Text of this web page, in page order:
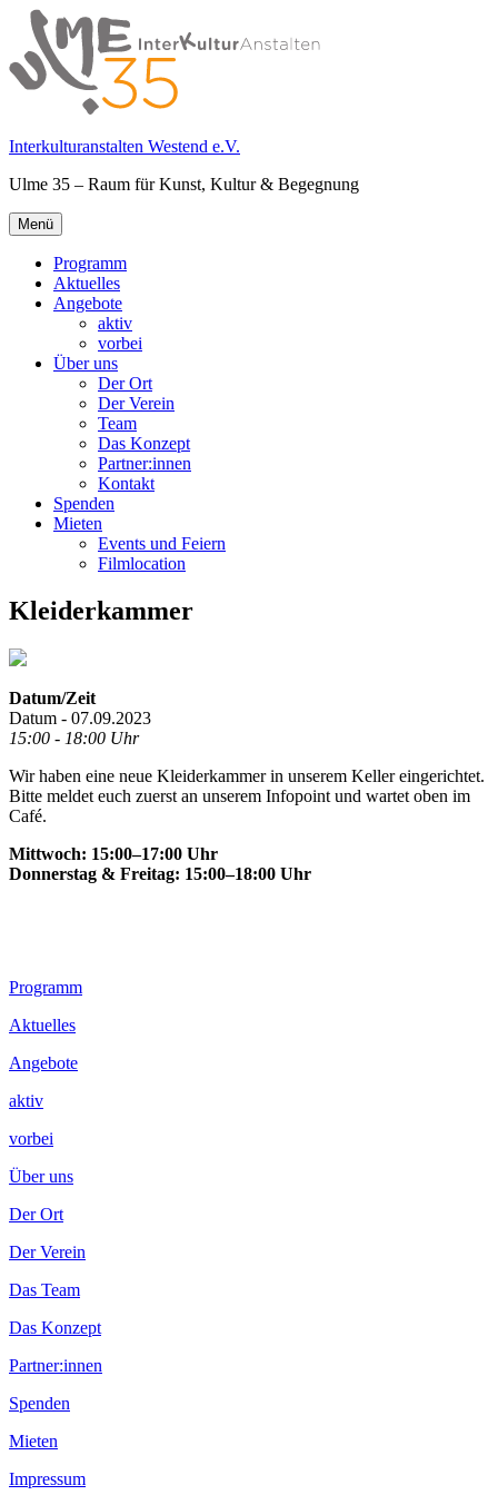
Springe
zum
Inhalt
Interkulturanstalten Westend e.V.
Ulme 35 – Raum für Kunst, Kultur & Begegnung
Primäres
Menü
Menü
Programm
Aktuelles
Angebote
aktiv
vorbei
Über uns
Der Ort
Der Verein
Team
Das Konzept
Partner:innen
Kontakt
Spenden
Mieten
Events und Feiern
Filmlocation
Kleiderkammer
Datum/Zeit
Datum - 07.09.2023
15:00 - 18:00 Uhr
Wir haben eine neue Kleiderkammer in unserem Keller eingerichtet.
Bitte meldet euch zuerst an unserem Infopoint und wartet oben im
Café.
Mittwoch: 15:00–17:00 Uhr
Donnerstag & Freitag: 15:00–18:00 Uhr
Footer
Inhalt
Programm
Aktuelles
Angebote
aktiv
vorbei
Über uns
Der Ort
Der Verein
Das Team
Das Konzept
Partner:innen
Spenden
Mieten
Impressum